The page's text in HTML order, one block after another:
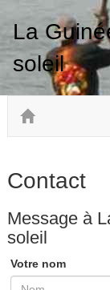
La
soleil
Contact
Message à
soleil
Votre nom